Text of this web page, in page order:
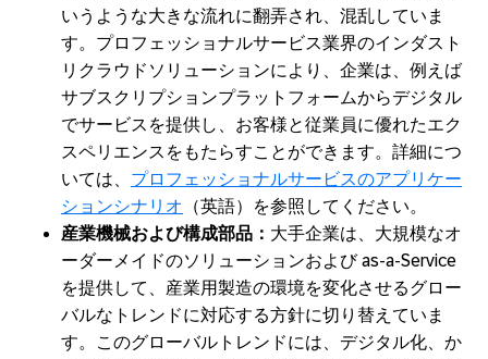
いうような大きな流れに翻弄され、混乱していま
す。プロフェッショナルサービス業界のインダスト
リクラウドソリューションにより、企業は、例えば
サブスクリプションプラットフォームからデジタル
でサービスを提供し、お客様と従業員に優れたエク
スペリエンスをもたらすことができます。詳細につ
いては、 プロフェッショナルサービスのアプリケー
ションシナリオ （英語）を参照してください。
産業機械および構成部品 ： 大手企業は、大規模なオ
ーダーメイドのソリューションおよび as-a-Service
を提供して、産業用製造の環境を変化させるグロー
バルなトレンドに対応する方針に切り替えていま
す。このグローバルトレンドには、デジタル化、か